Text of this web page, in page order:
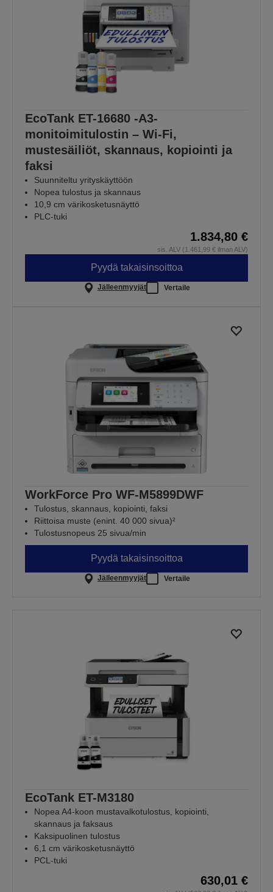
EcoTank ET-16680 -A3-
monitoimitulostin – Wi-Fi,
mustesäiliöt, skannaus, kopiointi ja
faksi
Suunniteltu yrityskäyttöön
Nopea tulostus ja skannaus
10,9 cm värikosketusnäyttö
PLC-tuki
1.834,80 €
sis. ALV (1.461,99 € ilman ALV)
Pyydä takaisinsoittoa
Jälleenmyyjät Vertaile
WorkForce Pro WF-M5899DWF
Tulostus, skannaus, kopiointi, faksi
Riittoisa muste (enint. 40 000 sivua)²
Tulostusnopeus 25 sivua/min
Pyydä takaisinsoittoa
Jälleenmyyjät Vertaile
EcoTank ET-M3180
Nopea A4-koon mustavalkotulostus, kopiointi,
skannaus ja faksaus
Kaksipuolinen tulostus
6,1 cm värikosketusnäyttö
PCL-tuki
630,01 €